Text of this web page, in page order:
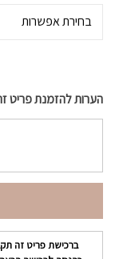
בחירת אפשרות
הערות להזמנת פריט
ברכישת פריט זה